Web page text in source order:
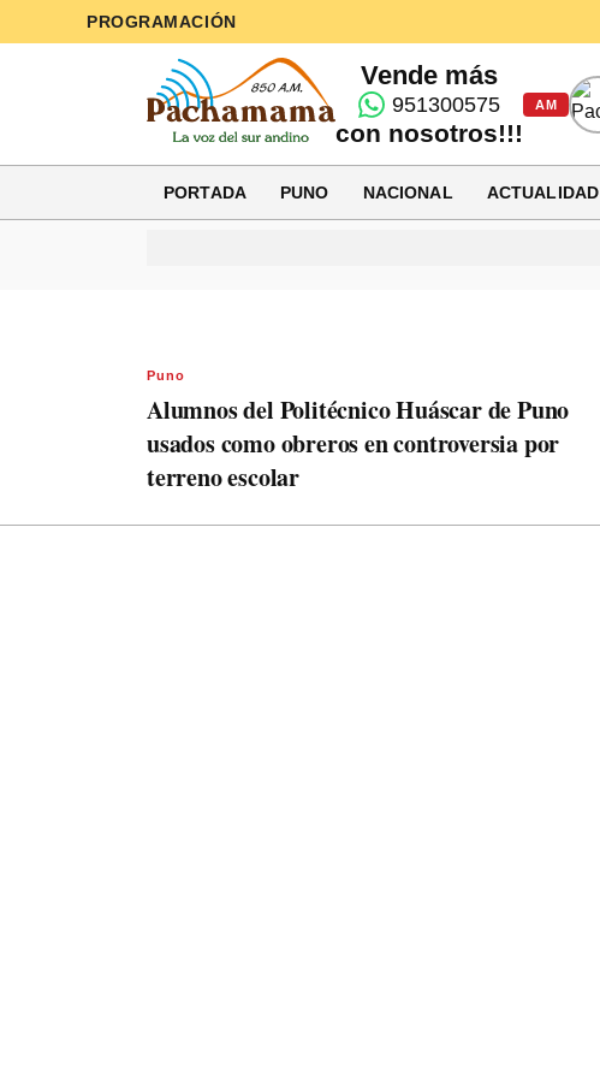
PROGRAMACIÓN
Vende más
951300575
con nosotros!!!
AM
PORTADA PUNO NACIONAL ACTUALIDAD
Puno
Alumnos del Politécnico Huáscar de Puno
usados como obreros en controversia por
terreno escolar